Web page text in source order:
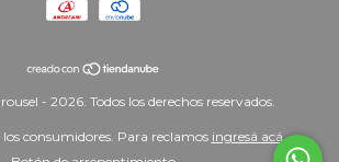
- 2026. Todos los derechos reservados.
los consumidores. Para reclamos ingresá acá.